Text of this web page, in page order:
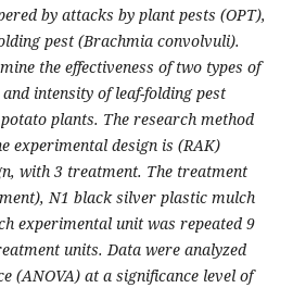
byattacks by plant pests (OPT),
pest (Brachmia convolvuli).
the effectiveness oftwotypes of
andintensity ofleaf-folding pest
plants. The research method
experimental design is (RAK)
with 3 treatment. The treatment
N1 black silver plastic mulch
experimental unit was repeated 9
units.Data were analyzed
(ANOVA) at a significance level of